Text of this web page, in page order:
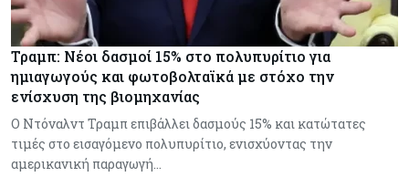
Τραμπ: Νέοι δασμοί 15% στο πολυπυρίτιο για
ημιαγωγούς και φωτοβολταϊκά με στόχο την
ενίσχυση της βιομηχανίας
Ο Ντόναλντ Τραμπ επιβάλλει δασμούς 15% και κατώτατες
τιμές στο εισαγόμενο πολυπυρίτιο, ενισχύοντας την
αμερικανική παραγωγή…